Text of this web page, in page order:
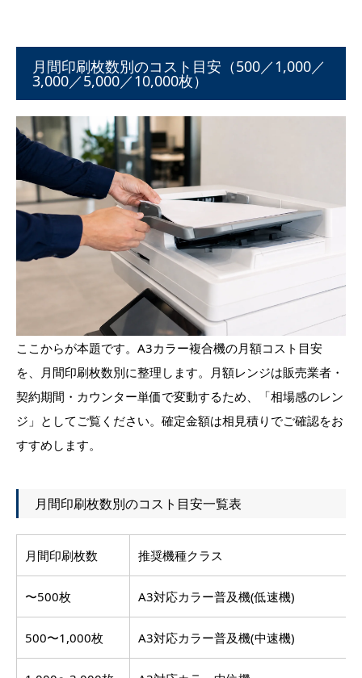
月間印刷枚数別のコスト目安（500／1,000／
3,000／5,000／10,000枚）
ここからが本題です。A3カラー複合機の月額コスト目安
を、月間印刷枚数別に整理します。月額レンジは販売業者・
契約期間・カウンター単価で変動するため、「相場感のレン
ジ」としてご覧ください。確定金額は相見積りでご確認をお
すすめします。
月間印刷枚数別のコスト目安一覧表
月間印刷枚数 推奨機種クラス
〜500枚 A3対応カラー普及機(低速機)
500〜1,000枚 A3対応カラー普及機(中速機)